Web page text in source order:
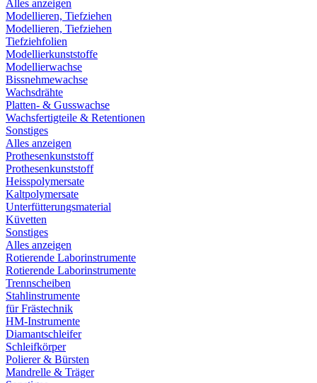
Alles anzeigen
Modellieren, Tiefziehen
Modellieren, Tiefziehen
Tiefziehfolien
Modellierkunststoffe
Modellierwachse
Bissnehmewachse
Wachsdrähte
Platten- & Gusswachse
Wachsfertigteile & Retentionen
Sonstiges
Alles anzeigen
Prothesenkunststoff
Prothesenkunststoff
Heisspolymersate
Kaltpolymersate
Unterfütterungsmaterial
Küvetten
Sonstiges
Alles anzeigen
Rotierende Laborinstrumente
Rotierende Laborinstrumente
Trennscheiben
Stahlinstrumente
für Frästechnik
HM-Instrumente
Diamantschleifer
Schleifkörper
Polierer & Bürsten
Mandrelle & Träger